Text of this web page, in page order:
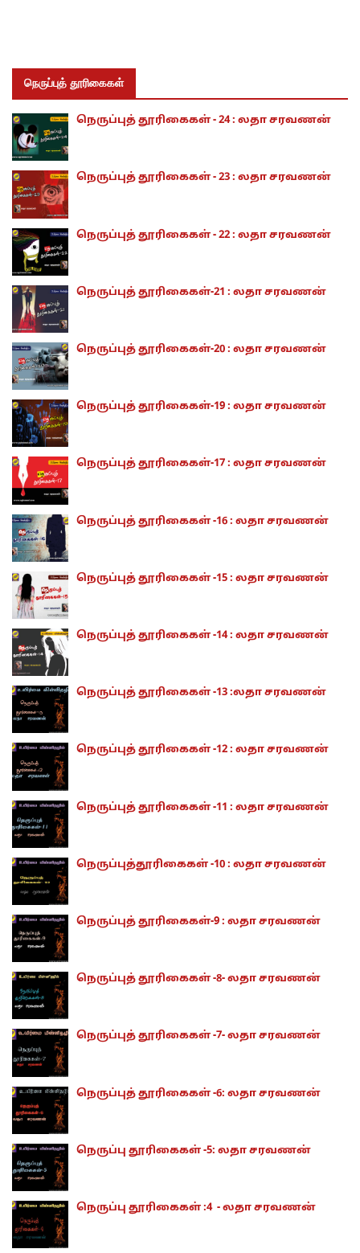
நெருப்புத் தூரிகைகள்
நெருப்புத் தூரிகைகள் - 24 : லதா சரவணன்
நெருப்புத் தூரிகைகள் - 23 : லதா சரவணன்
நெருப்புத் தூரிகைகள் - 22 : லதா சரவணன்
நெருப்புத் தூரிகைகள்-21 : லதா சரவணன்
நெருப்புத் தூரிகைகள்-20 : லதா சரவணன்
நெருப்புத் தூரிகைகள்-19 : லதா சரவணன்
நெருப்புத் தூரிகைகள்-17 : லதா சரவணன்
நெருப்புத் தூரிகைகள் -16 : லதா சரவணன்
நெருப்புத் தூரிகைகள் -15 : லதா சரவணன்
நெருப்புத் தூரிகைகள் -14 : லதா சரவணன்
நெருப்புத் தூரிகைகள் -13 :லதா சரவணன்
நெருப்புத் தூரிகைகள் -12 : லதா சரவணன்
நெருப்புத் தூரிகைகள் -11 : லதா சரவணன்
நெருப்புத்தூரிகைகள் -10 : லதா சரவணன்
நெருப்புத் தூரிகைகள்-9 : லதா சரவணன்
நெருப்புத் தூரிகைகள் -8- லதா சரவணன்
நெருப்புத் தூரிகைகள் -7- லதா சரவணன்
நெருப்புத் தூரிகைகள் -6: லதா சரவணன்
நெருப்பு தூரிகைகள் -5: லதா சரவணன்
நெருப்பு தூரிகைகள் :4 - லதா சரவணன்